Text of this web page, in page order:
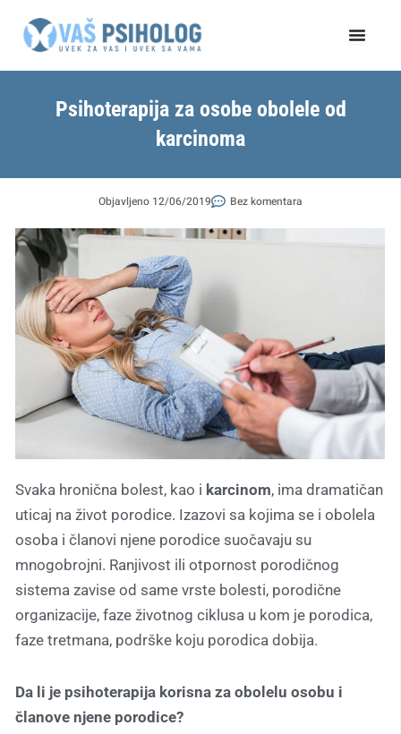
Psihoterapija za osobe obolele od
karcinoma
Objavljeno 12/06/2019 Bez komentara
Svaka hronična bolest, kao i karcinom, ima dramatičan
uticaj na život porodice. Izazovi sa kojima se i obolela
osoba i članovi njene porodice suočavaju su
mnogobrojni. Ranjivost ili otpornost porodičnog
sistema zavise od same vrste bolesti, porodične
organizacije, faze životnog ciklusa u kom je porodica,
faze tretmana, podrške koju porodica dobija.
Da li je psihoterapija korisna za obolelu osobu i
članove njene porodice?